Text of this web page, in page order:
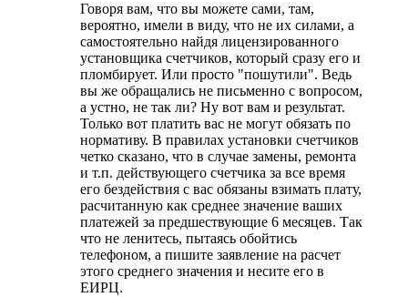
Говоря вам, что вы можете сами, там,
вероятно, имели в виду, что не их силами, а
самостоятельно найдя лицензированного
установщика счетчиков, который сразу его и
пломбирует. Или просто "пошутили". Ведь
вы же обращались не письменно с вопросом,
а устно, не так ли? Ну вот вам и результат.
Только вот платить вас не могут обязать по
нормативу. В правилах установки счетчиков
четко сказано, что в случае замены, ремонта
и т.п. действующего счетчика за все время
его бездействия с вас обязаны взимать плату,
расчитанную как среднее значение ваших
платежей за предшествующие 6 месяцев. Так
что не ленитесь, пытаясь обойтись
телефоном, а пишите заявление на расчет
этого среднего значения и несите его в
ЕИРЦ.